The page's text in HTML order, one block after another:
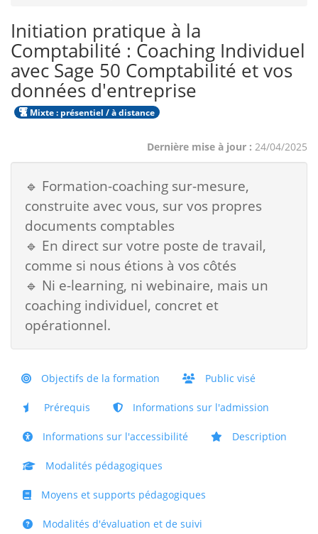
Initiation pratique à la
Comptabilité : Coaching Individuel
avec Sage 50 Comptabilité et vos
données d'entreprise
Mixte : présentiel / à distance
Dernière mise à jour : 24/04/2025
🔹 Formation-coaching sur-mesure,
construite avec vous, sur vos propres
documents comptables
🔹 En direct sur votre poste de travail,
comme si nous étions à vos côtés
🔹 Ni e-learning, ni webinaire, mais un
coaching individuel, concret et
opérationnel.
Objectifs de la formation Public visé
Prérequis Informations sur l'admission
Informations sur l'accessibilité Description
Modalités pédagogiques
Moyens et supports pédagogiques
Modalités d'évaluation et de suivi